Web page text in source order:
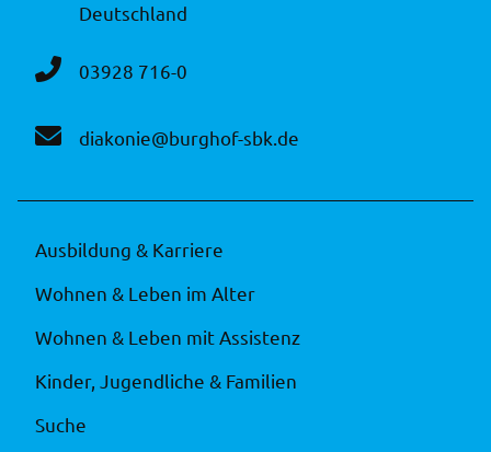
Deutschland
03928 716-0
diakonie@burghof-sbk.de
Ausbildung & Karriere
Wohnen & Leben im Alter
Wohnen & Leben mit Assistenz
Kinder, Jugendliche & Familien
Suche